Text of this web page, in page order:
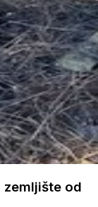
zemljište od